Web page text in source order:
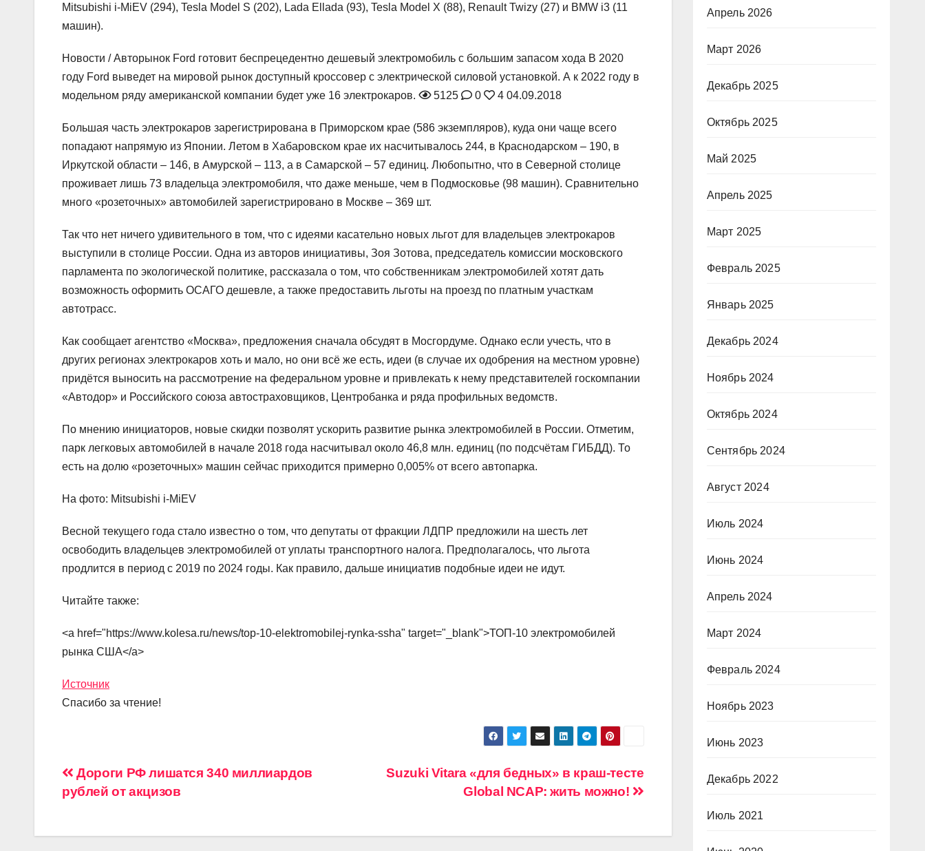
Mitsubishi i-MiEV (294), Tesla Model S (202), Lada Ellada (93), Tesla Model X (88), Renault Twizy (27) и BMW i3 (11
машин).
Новости / Авторынок Ford готовит беспрецедентно дешевый электромобиль с большим запасом хода В 2020
году Ford выведет на мировой рынок доступный кроссовер с электрической силовой установкой. А к 2022 году в
модельном ряду американской компании будет уже 16 электрокаров.
5125 0 4 04.09.2018
Большая часть электрокаров зарегистрирована в Приморском крае (586 экземпляров), куда они чаще всего
попадают напрямую из Японии. Летом в Хабаровском крае их насчитывалось 244, в Краснодарском – 190, в
Иркутской области – 146, в Амурской – 113, а в Самарской – 57 единиц. Любопытно, что в Северной столице
проживает лишь 73 владельца электромобиля, что даже меньше, чем в Подмосковье (98 машин). Сравнительно
много «розеточных» автомобилей зарегистрировано в Москве – 369 шт.
Так что нет ничего удивительного в том, что с идеями касательно новых льгот для владельцев электрокаров
выступили в столице России. Одна из авторов инициативы, Зоя Зотова, председатель комиссии московского
парламента по экологической политике, рассказала о том, что собственникам электромобилей хотят дать
возможность оформить ОСАГО дешевле, а также предоставить льготы на проезд по платным участкам
автотрасс.
Как сообщает агентство «Москва», предложения сначала обсудят в Мосгордуме. Однако если учесть, что в
других регионах электрокаров хоть и мало, но они всё же есть, идеи (в случае их одобрения на местном уровне)
придётся выносить на рассмотрение на федеральном уровне и привлекать к нему представителей госкомпании
«Автодор» и Российского союза автостраховщиков, Центробанка и ряда профильных ведомств.
По мнению инициаторов, новые скидки позволят ускорить развитие рынка электромобилей в России. Отметим,
парк легковых автомобилей в начале 2018 года насчитывал около 46,8 млн. единиц (по подсчётам ГИБДД). То
есть на долю «розеточных» машин сейчас приходится примерно 0,005% от всего автопарка.
На фото: Mitsubishi i-MiEV
Весной текущего года стало известно о том, что депутаты от фракции ЛДПР предложили на шесть лет
освободить владельцев электромобилей от уплаты транспортного налога. Предполагалось, что льгота
продлится в период с 2019 по 2024 годы. Как правило, дальше инициатив подобные идеи не идут.
Читайте также:
<a href="https://www.kolesa.ru/news/top-10-elektromobilej-rynka-ssha" target="_blank">ТОП-10 электромобилей
рынка США</a>
Источник
Спасибо за чтение!
Навигация
по
записям
Suzuki Vitara «для бедных» в краш-тесте
Global NCAP: жить можно!
Дороги РФ лишатся 340 миллиардов
рублей от акцизов
Апрель 2026
Март 2026
Декабрь 2025
Октябрь 2025
Май 2025
Апрель 2025
Март 2025
Февраль 2025
Январь 2025
Декабрь 2024
Ноябрь 2024
Октябрь 2024
Сентябрь 2024
Август 2024
Июль 2024
Июнь 2024
Апрель 2024
Март 2024
Февраль 2024
Ноябрь 2023
Июнь 2023
Декабрь 2022
Июль 2021